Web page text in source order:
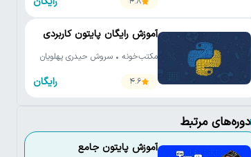
آموزش رایگان پایتون کاربردی
مکتب‌خونه • سروش حیدری پهلویان
4.6
رایگان
دوره‌های مرتبط
آموزش پایتون جامع